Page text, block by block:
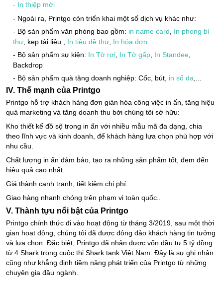
- In thiệp mời
- Ngoài ra, Printgo còn triển khai một số dịch vụ khác như:
- Bộ sản phẩm văn phòng bao gồm: in name card
In phong bì
thư , kẹp tài liệu , In tiêu đề thư In hóa đơn
- Bộ sản phẩm sự kiện: In Tờ rơi In Tờ gấp In Standee
Backdrop
- Bộ sản phẩm quà tặng doanh nghiệp: Cốc, bút, in sổ da
IV. Thế mạnh của Printgo
Printgo hỗ trợ khách hàng đơn giản hóa công việc in ấn, tăng hiệu
quả marketing và tăng doanh thu bởi chúng tôi sở hữu:
Kho thiết kế đồ sộ trong in ấn với nhiều mẫu mã đa dạng, chia
theo lĩnh vực và kinh doanh, để khách hàng lựa chọn phù hợp với
nhu cầu.
Chất lượng in ấn đảm bảo, tạo ra những sản phẩm tốt, đem đến
hiệu quả cao nhất.
Giá thành cạnh tranh, tiết kiệm chi phí.
Giao hàng nhanh chóng trên phạm vi toàn quốc..
V. Thành tựu nổi bật của Printgo
Printgo chính thức đi vào hoạt động từ tháng 3/2019, sau một thời
gian hoạt động, chúng tôi đã được đông đảo khách hàng tin tưởng
và lựa chọn. Đặc biệt, Printgo đã nhận được vốn đầu tư 5 tỷ đồng
từ 4 Shark trong cuộc thi Shark tank Việt Nam. Đây là sự ghi nhận
cũng như khẳng định tiềm năng phát triển của Printgo từ những
chuyên gia đầu ngành.